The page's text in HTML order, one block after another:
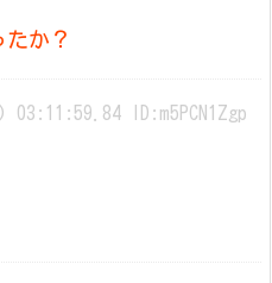
か？
03:11:59.84 ID:m5PCN1Zgp